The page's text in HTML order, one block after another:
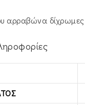
αρραβώνα δίχρωμες